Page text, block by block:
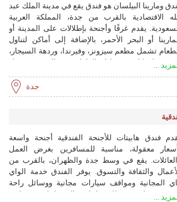
ومارينا البيلسان هو فندق يقع في مدينة الملك عبد
الاقتصادية بالقرب من جدة، المملكة العربية
يقدم غرفًا وأجنحة بإطلالات على المدينة أو
أو البحر الأحمر، بالإضافة إلى أماكن لتناول
تشمل مطعم سيزونز، وفيرندا، وردهة السيجار،
لو كافيه، وتناول الطعام في الغرفة. تشمل
عالي السرعة، وموقف سيارات خاص، وإمكانية الوصول
المتحركة.
...
جدة
فندق هابيتات للأجنحة الفندقية أجنحة واسعة
معقولة، مناسبة للمسافرين بغرض العمل
يقع في وسط جدة والظهران، بالقرب من
والثقافة والتسوق. يوفر الفندق خدمة الواي
المجانية ومواقف سيارات مجانية ووسائل راحة
بما في ذلك قاعات الاجتماعات ومرافق
...